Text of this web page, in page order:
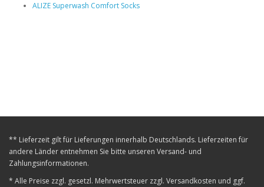
ALIZE Superwash Comfort Socks
** Lieferzeit gilt für Lieferungen innerhalb Deutschlands. Lieferzeiten für
andere Länder entnehmen Sie bitte unseren Versand- und
Zahlungsinformationen.
* Alle Preise zzgl. gesetzl. Mehrwertsteuer zzgl. Versandkosten und ggf.